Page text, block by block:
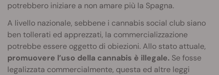
potrebbero iniziare a non amare più la Spagna.
A livello nazionale, sebbene i cannabis social club siano
ben tollerati ed apprezzati, la commercializzazione
potrebbe essere oggetto di obiezioni. Allo stato attuale,
promuovere l’uso della cannabis è illegale. Se fosse
legalizzata commercialmente, questa ed altre leggi